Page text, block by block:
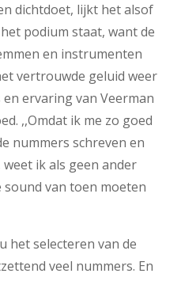
dichtdoet, lijkt het alsof
podium staat, want de
en instrumenten
vertrouwde geluid weer
ervaring van Veerman
,,Omdat ik me zo goed
nummers schreven en
ik als geen ander
van toen moeten
het selecteren van de
veel nummers. En